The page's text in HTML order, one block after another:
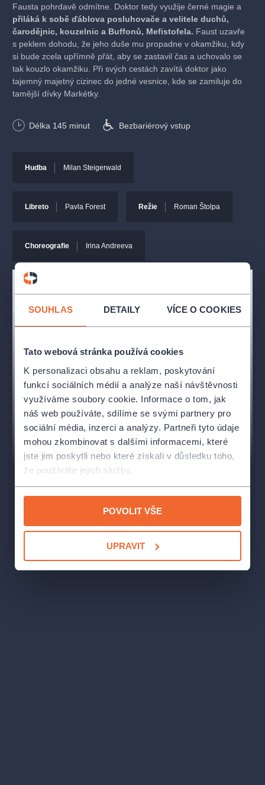
SOUHLAS DETAILY VÍCE O COOKIES
Tato webová stránka používá cookies
K personalizaci obsahu a reklam, poskytování
funkcí sociálních médií a analýze naší návštěvnosti
využíváme soubory cookie. Informace o tom, jak
náš web používáte, sdílíme se svými partnery pro
sociální média, inzerci a analýzy. Partneři tyto údaje
mohou zkombinovat s dalšími informacemi, které
jste jim poskytli nebo které získali v důsledku toho,
že používáte jejich služby.
POVOLIT VŠE
UPRAVIT
Fausta pohrdavě odmítne. Doktor tedy využije černé magie a
přiláká k sobě ďáblova posluhovače a velitele duchů,
čarodějnic, kouzelnic a Buffonů, Mefistofela. Faust uzavře
s peklem dohodu, že jeho duše mu propadne v okamžiku, kdy
si bude zcela upřímně přát, aby se zastavil čas a uchovalo se
tak kouzlo okamžiku. Při svých cestách zavítá doktor jako
tajemný majetný cizinec do jedné vesnice, kde se zamiluje do
tamější dívky Markétky.
Obsazení a tvůrci
Daniela Gildenlöw Langrová
Mefistofeles:
Viktor Dyk
Hospodin:
Pavla Forest
Duch Země, vesnický farář:Petr Opava
Wagner, socha:Petr Semerád / Martin Sluka
Přízrak:
Buffoni:
Ďáblice, vesničanky:
Jana Eichlerová, Eva Petrášková
Délka 145 minut Bezbariérový vstup
Hudba Milan Steigerwald
Libreto Pavla Forest Režie Roman Štolpa
Choreografie Irina Andreeva